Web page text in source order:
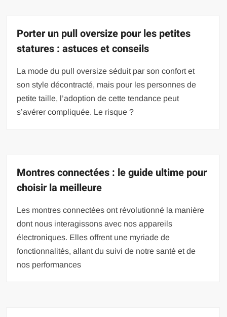
Porter un pull oversize pour les petites
statures : astuces et conseils
La mode du pull oversize séduit par son confort et
son style décontracté, mais pour les personnes de
petite taille, l’adoption de cette tendance peut
s’avérer compliquée. Le risque ?
Montres connectées : le guide ultime pour
choisir la meilleure
Les montres connectées ont révolutionné la manière
dont nous interagissons avec nos appareils
électroniques. Elles offrent une myriade de
fonctionnalités, allant du suivi de notre santé et de
nos performances